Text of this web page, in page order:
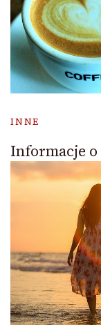
INNE
Informacje o